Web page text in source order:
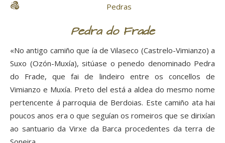
Pedras
Pedra do Frade
«No antigo camiño que ía de Vilaseco (Castrelo-Vimianzo) a
Suxo (Ozón-Muxía), sitúase o penedo denominado Pedra
do Frade, que fai de lindeiro entre os concellos de
Vimianzo e Muxía. Preto del está a aldea do mesmo nome
pertencente á parroquia de Berdoias. Este camiño ata hai
poucos anos era o que seguían os romeiros que se dirixían
ao santuario da Virxe da Barca procedentes da terra de